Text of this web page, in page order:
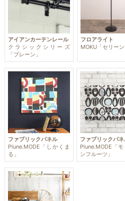
アイアンカーテンレール
クラシックシリーズ
「プレーン」
フロアライト
MOKU「セリーン
ファブリックパネル
Plune.MODE「しかくま
る」
ファブリックパネ
Plune.MODE「
ンフルーツ」